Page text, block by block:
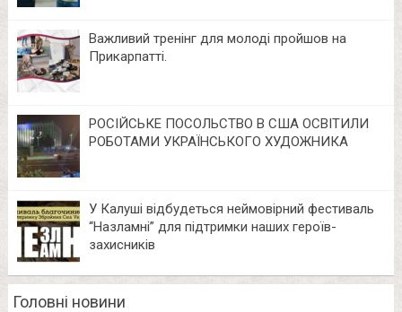
Важливий тренінг для молоді пройшов на
Прикарпатті.
РОСІЙСЬКЕ ПОСОЛЬСТВО В США ОСВІТИЛИ
РОБОТАМИ УКРАЇНСЬКОГО ХУДОЖНИКА
У Калуші відбудеться неймовірний фестиваль
“Назламні” для підтримки наших героїв-
захисників
Головні новини